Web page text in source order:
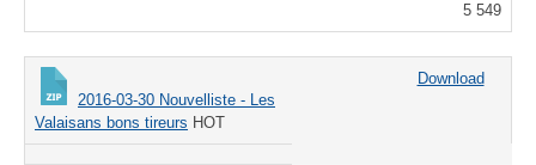
5 549
2016-03-30 Nouvelliste - Les
Valaisans bons tireurs HOT
Download